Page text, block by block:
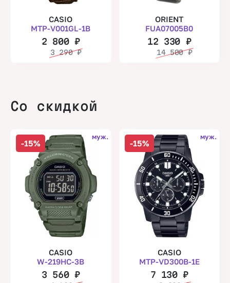
CASIO
MTP-V001GL-1B
2 800 ₽
3 290₽
ORIENT
FUA07005B0
12 330 ₽
14 500₽
Со скидкой
-15%
муж.
CASIO
W-219HC-3B
3 560 ₽
-15%
муж.
CASIO
MTP-VD300B-1E
7 130₽